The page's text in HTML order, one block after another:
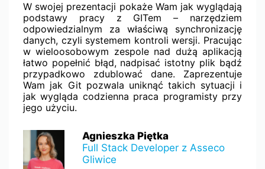
W swojej prezentacji pokaże Wam jak wyglądają
podstawy pracy z GITem – narzędziem
odpowiedzialnym za właściwą synchronizację
danych, czyli systemem kontroli wersji. Pracując
w wieloosobowym zespole nad dużą aplikacją
łatwo popełnić błąd, nadpisać istotny plik bądź
przypadkowo zdublować dane. Zaprezentuje
Wam jak Git pozwala uniknąć takich sytuacji i
jak wygląda codzienna praca programisty przy
jego użyciu.
Agnieszka Piętka
Full Stack Developer z Asseco
Gliwice